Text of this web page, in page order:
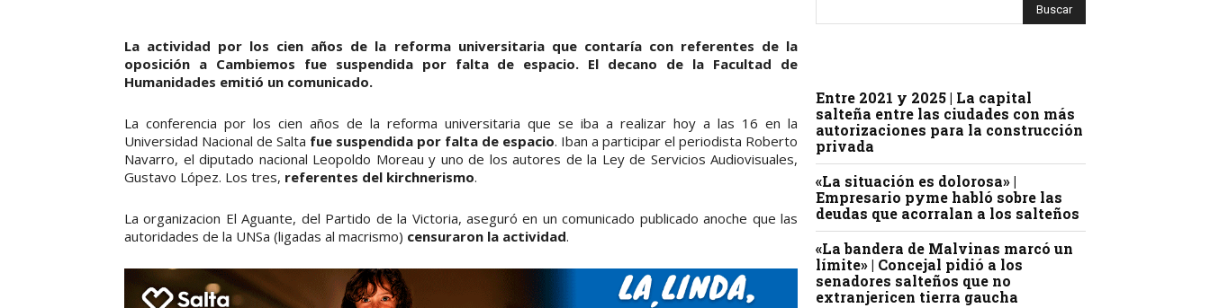
La actividad por los cien años de la reforma universitaria que contaría con referentes de la
oposición a Cambiemos fue suspendida por falta de espacio. El decano de la Facultad de
Humanidades emitió un comunicado.
La conferencia por los cien años de la reforma universitaria que se iba a realizar hoy a las 16 en la
Universidad Nacional de Salta fue suspendida por falta de espacio. Iban a participar el periodista Roberto
Navarro, el diputado nacional Leopoldo Moreau y uno de los autores de la Ley de Servicios Audiovisuales,
Gustavo López. Los tres, referentes del kirchnerismo.
La organizacion El Aguante, del Partido de la Victoria, aseguró en un comunicado publicado anoche que las
autoridades de la UNSa (ligadas al macrismo) censuraron la actividad.
Entre 2021 y 2025 | La capital
salteña entre las ciudades con más
autorizaciones para la construcción
privada
«La situación es dolorosa» |
Empresario pyme habló sobre las
deudas que acorralan a los salteños
«La bandera de Malvinas marcó un
límite» | Concejal pidió a los
senadores salteños que no
extranjericen tierra gaucha